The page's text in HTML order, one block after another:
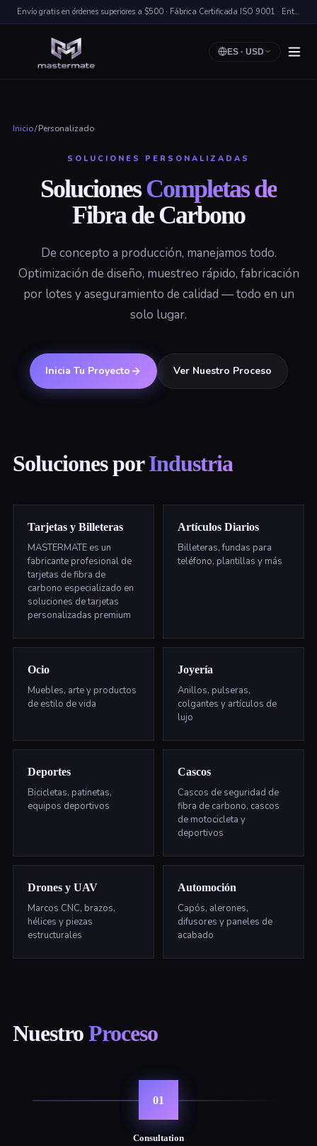
Envío gratis en órdenes superiores a $500 · Fábrica Certificada ISO 9001 · Entrega Rápida a Nivel Mundial
ES· USD
Inicio/Personalizado
SOLUCIONES PERSONALIZADAS
Soluciones Completas de
Fibra de Carbono
De concepto a producción, manejamos todo.
Optimización de diseño, muestreo rápido, fabricación
por lotes y aseguramiento de calidad — todo en un
solo lugar.
Inicia Tu Proyecto Ver Nuestro Proceso
Soluciones por Industria
Tarjetas y Billeteras
MASTERMATE es un
fabricante profesional de
tarjetas de fibra de
carbono especializado en
soluciones de tarjetas
personalizadas premium
Artículos Diarios
Billeteras, fundas para
teléfono, plantillas y más
Ocio
Muebles, arte y productos
de estilo de vida
Joyería
Anillos, pulseras,
colgantes y artículos de
lujo
Deportes
Bicicletas, patinetas,
equipos deportivos
Cascos
Cascos de seguridad de
fibra de carbono, cascos
de motocicleta y
deportivos
Drones y UAV
Marcos CNC, brazos,
hélices y piezas
estructurales
Automoción
Capós, alerones,
difusores y paneles de
acabado
NuestroProceso
01
Consultation